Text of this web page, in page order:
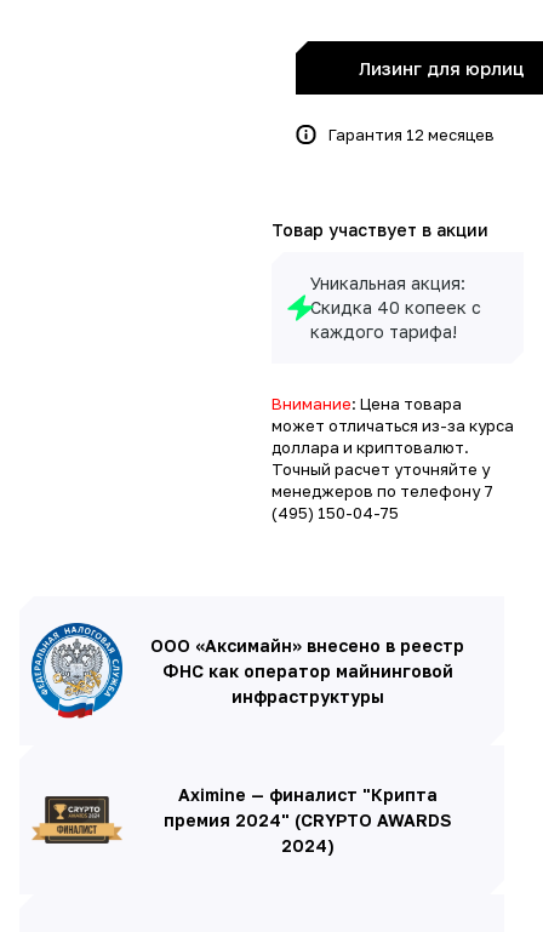
Лизинг для юрлиц
Гарантия 12 месяцев
Товар участвует в акции
Уникальная акция:
Скидка 40 копеек с
каждого тарифа!
Внимание: Цена товара
может отличаться из-за курса
доллара и криптовалют.
Точный расчет уточняйте у
менеджеров по телефону7
(495) 150-04-75
ООО «Аксимайн» внесено в реестр
ФНС как оператор майнинговой
инфраструктуры
Aximine — финалист "Крипта
премия 2024" (CRYPTO AWARDS
2024)